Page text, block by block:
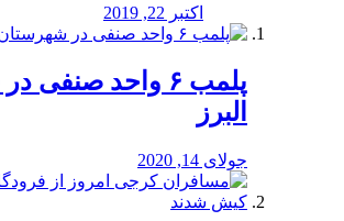
اکتبر 22, 2019
پلمب ۶ واحد
البرز
جولای 14, 2020